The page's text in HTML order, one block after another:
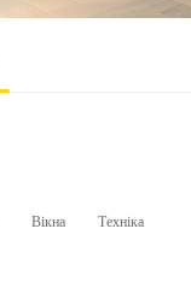
Вікна Техніка